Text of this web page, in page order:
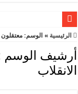
اختطاف المواطن التركي
السيسي الفاشل الانبطاحي لترامب: من فضلك ساعدنا في
داعمو الانقلاب يديرون وجههم للسيسي والنظام ينقل
الرئيسية » الوسم:
أرشيف الوسم
الانقلاب